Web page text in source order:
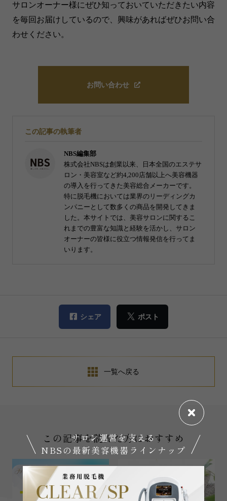
サロンオーナー様にぜひ知っておいていただきたい内容
を毎回お届けしているので、興味があればぜひお問い合
わせください。
お問い合わせ
この記事の執筆者
NBS編集部
株式会社NBSは創業以来、日本全国のエステサ
ロン・美容室など約4,200店舗以上へ美容機器
の導入を行ってきた美容総合メーカーです。
特に脱毛機においては業界のリーディングカ
ンパニーとして数多くの商品を開発してきま
した。本サイトでは、美容サロンに関するこ
れまでの豊富な知識と経験を活かし、サロン
オーナーの皆様に役立つ情報発信を行ってま
いります。
シェア ポスト
一覧へ戻る
この記事を読んだ方におすすめ
サロン運営を支える
NBSの最新美容機器ラインナップ